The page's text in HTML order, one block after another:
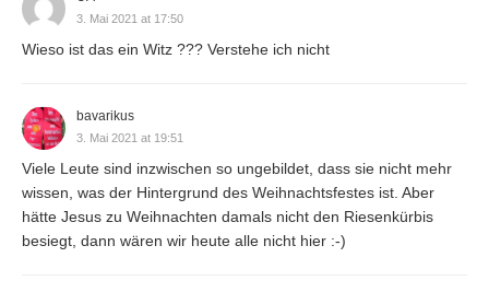
3. Mai 2021 at 17:50
Wieso ist das ein Witz ??? Verstehe ich nicht
bavarikus
3. Mai 2021 at 19:51
Viele Leute sind inzwischen so ungebildet, dass sie nicht mehr
wissen, was der Hintergrund des Weihnachtsfestes ist. Aber
hätte Jesus zu Weihnachten damals nicht den Riesenkürbis
besiegt, dann wären wir heute alle nicht hier :-)